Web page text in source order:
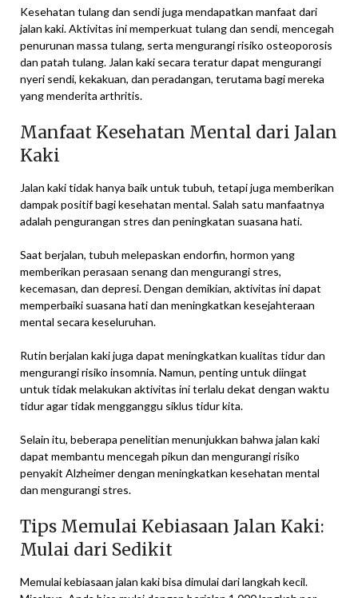
Kesehatan tulang dan sendi juga mendapatkan manfaat dari
jalan kaki. Aktivitas ini memperkuat tulang dan sendi, mencegah
penurunan massa tulang, serta mengurangi risiko osteoporosis
dan patah tulang. Jalan kaki secara teratur dapat mengurangi
nyeri sendi, kekakuan, dan peradangan, terutama bagi mereka
yang menderita arthritis.
Manfaat Kesehatan Mental dari Jalan
Kaki
Jalan kaki tidak hanya baik untuk tubuh, tetapi juga memberikan
dampak positif bagi kesehatan mental. Salah satu manfaatnya
adalah pengurangan stres dan peningkatan suasana hati.
Saat berjalan, tubuh melepaskan endorfin, hormon yang
memberikan perasaan senang dan mengurangi stres,
kecemasan, dan depresi. Dengan demikian, aktivitas ini dapat
memperbaiki suasana hati dan meningkatkan kesejahteraan
mental secara keseluruhan.
Rutin berjalan kaki juga dapat meningkatkan kualitas tidur dan
mengurangi risiko insomnia. Namun, penting untuk diingat
untuk tidak melakukan aktivitas ini terlalu dekat dengan waktu
tidur agar tidak mengganggu siklus tidur kita.
Selain itu, beberapa penelitian menunjukkan bahwa jalan kaki
dapat membantu mencegah pikun dan mengurangi risiko
penyakit Alzheimer dengan meningkatkan kesehatan mental
dan mengurangi stres.
Tips Memulai Kebiasaan Jalan Kaki:
Mulai dari Sedikit
Memulai kebiasaan jalan kaki bisa dimulai dari langkah kecil.